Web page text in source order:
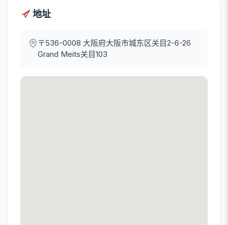
地址
〒536-0008 大阪府大阪市城东区关目2-6-26
Grand Meits关目103